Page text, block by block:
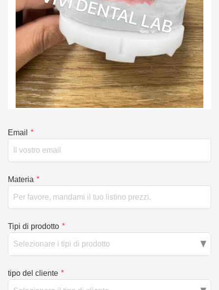
Email *
Materia *
Tipi di prodotto *
tipo del cliente *